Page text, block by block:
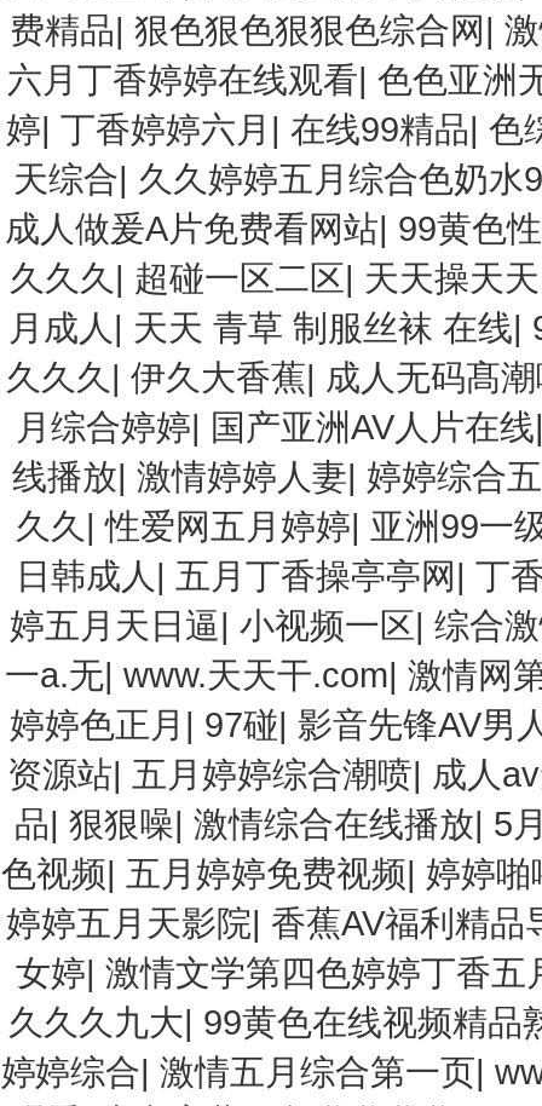
费精品|狠色狠色狠狠色综合网|
六月丁香婷婷在线观看| 色色亚洲
婷|丁香婷婷六月 |在线99精品|色
天综合| 久久婷婷五月综合色奶水
成人做爰A片免费看网站| 99黄色
久久久 | 超碰一区二区| 天天操天
月成人 | 天天 青草 制服丝袜 在线|
久久久 |伊久大香蕉| 成人无码髙
月综合婷婷| 国产亚洲AV人片在线
线播放| 激情婷婷人妻| 婷婷综合
久久 |性爱网五月婷婷| 亚洲99一
日韩成人 | 五月丁香操亭亭网|丁
婷五月天日逼|小视频一区|综合
一a.无| www.天天干.com| 激情网
婷婷色正月 | 97碰| 影音先锋AV男
资源站| 五月婷婷综合潮喷| 成人
品| 狠狠噪| 激情综合在线播放| 5
色视频| 五月婷婷免费视频| 婷婷啪
婷婷五月天影院| 香蕉AV福利精品
女婷| 激情文学第四色婷婷丁香五
久久久九大| 99黄色在线视频精品
婷婷综合|激情五月综合第一页|